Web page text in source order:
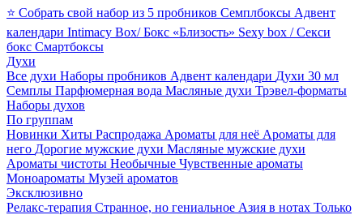
⭐ Собрать свой набор из 5 пробников Семплбоксы Адвент
календари Intimacy Box/ Бокс «Близость» Sexy box / Секси
бокс Смартбоксы
Духи
Все духи Наборы пробников Адвент календари Духи 30 мл
Семплы Парфюмерная вода Масляные духи Трэвел-форматы
Наборы духов
По группам
Новинки Хиты Распродажа Ароматы для неё Ароматы для
него Дорогие мужские духи Масляные мужские духи
Ароматы чистоты Необычные Чувственные ароматы
Моноароматы Музей ароматов
Эксклюзивно
Релакс-терапия Странное, но гениальное Азия в нотах Только